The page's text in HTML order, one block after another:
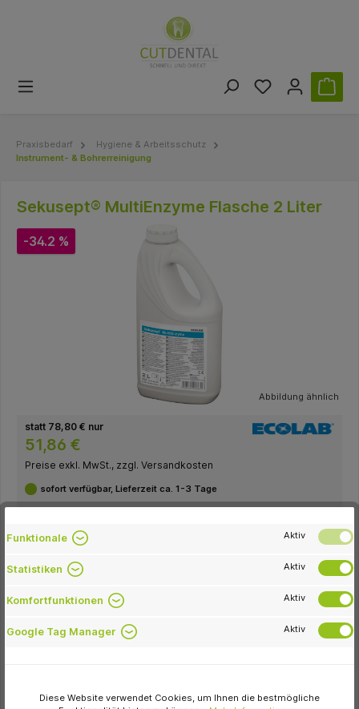
Praxisbedarf
Hygiene & Arbeitsschutz
Instrument- & Bohrerreinigung
Sekusept® MultiEnzyme Flasche 2 Liter
-34.2 %
Abbildung ähnlich
statt 78,80 € nur
51,86 €
Preise exkl. MwSt., zzgl. Versandkosten
sofort verfügbar, Lieferzeit ca. 1-3 Tage
Verpackungseinheit
Inhalt: Flasche 2 Liter
Funktionale Aktiv
Statistiken Aktiv
Komfortfunktionen Aktiv
Google Tag Manager Aktiv
Diese Website verwendet Cookies, um Ihnen die bestmögliche